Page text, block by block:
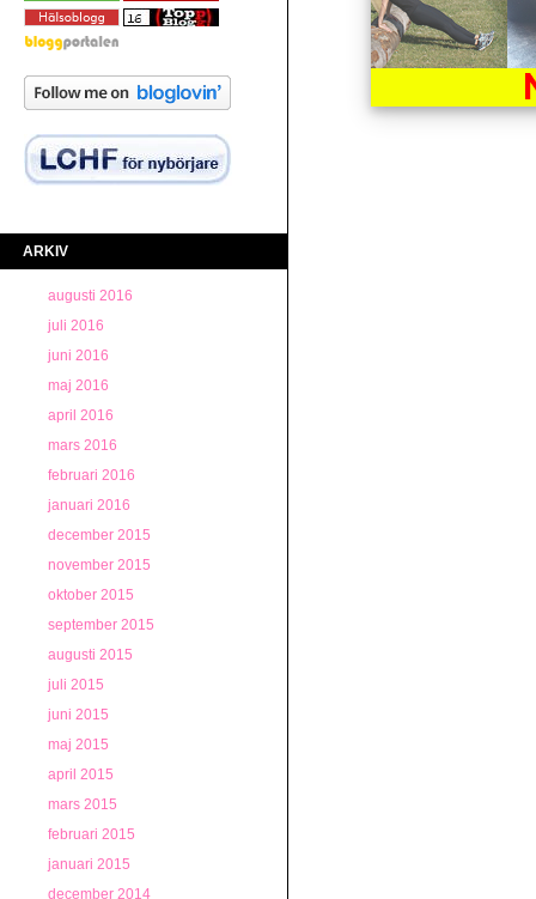
ARKIV
augusti 2016
juli 2016
juni 2016
maj 2016
april 2016
mars 2016
februari 2016
januari 2016
december 2015
november 2015
oktober 2015
september 2015
augusti 2015
juli 2015
juni 2015
maj 2015
april 2015
mars 2015
februari 2015
januari 2015
december 2014